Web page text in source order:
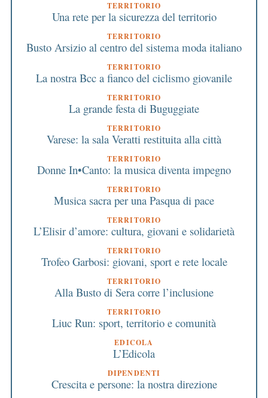
TERRITORIO
Una rete per la sicurezza del territorio
TERRITORIO
Busto Arsizio al centro del sistema moda italiano
TERRITORIO
La nostra Bcc a fianco del ciclismo giovanile
TERRITORIO
La grande festa di Buguggiate
TERRITORIO
Varese: la sala Veratti restituita alla città
TERRITORIO
Donne In•Canto: la musica diventa impegno
TERRITORIO
Musica sacra per una Pasqua di pace
TERRITORIO
L’Elisir d’amore: cultura, giovani e solidarietà
TERRITORIO
Trofeo Garbosi: giovani, sport e rete locale
TERRITORIO
Alla Busto di Sera corre l’inclusione
TERRITORIO
Liuc Run: sport, territorio e comunità
EDICOLA
L’Edicola
DIPENDENTI
Crescita e persone: la nostra direzione